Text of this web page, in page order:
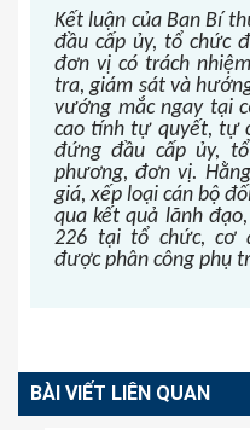
Kết luận của Ban Bí
đầu cấp ủy, tổ chức
đơn vị có trách
tra, giám sát và
vướng mắc ngay tại
cao tính tự quyết, tự
đứng đầu cấp ủy,
phương, đơn vị.
giá, xếp loại cán bộ
qua kết quả lãnh
226 tại tổ chức, cơ
được phân công phụ
BÀI VIẾT LIÊN QUAN